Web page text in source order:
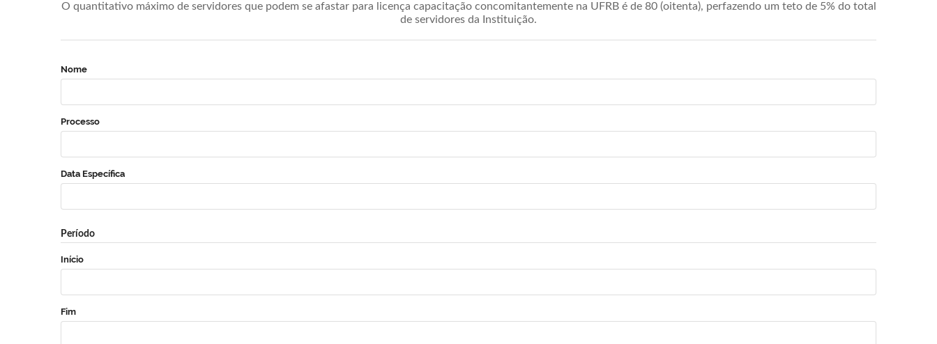
O quantitativo máximo de servidores que podem se afastar para licença capacitação concomitantemente na UFRB é de 80 (oitenta), perfazendo um teto de 5% do total
de servidores da Instituição.
Nome
Processo
Data Específica
Período
Início
Fim